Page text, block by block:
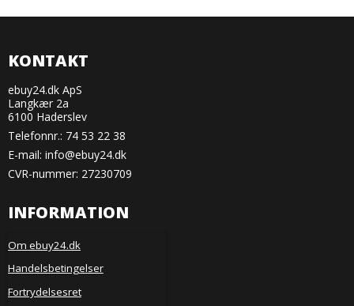
KONTAKT
ebuy24.dk ApS
Langkær 2a
6100 Haderslev
Telefonnr.: 74 53 22 38
E-mail: info@ebuy24.dk
CVR-nummer: 27230709
INFORMATION
Om ebuy24.dk
Handelsbetingelser
Fortrydelsesret